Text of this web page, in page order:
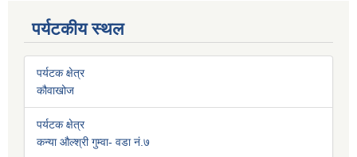
पर्यटकीय स्थल
पर्यटक क्षेत्र
कौवाखोज
पर्यटक क्षेत्र
कन्या औल्श्री गुम्वा- वडा नं.७